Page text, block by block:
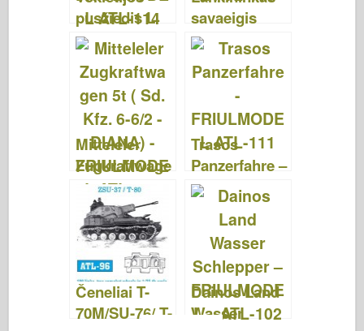
pusžiedis L
4500R
MAULTIER –
FRIULMODE
L ATL-114
savaeigis
pistoletas –
FRIULMODE
L ATL-113
Mitteleler
Zugkraftwage
n 5t ( Sd. Kfz.
6-6/2 –
DIANA) –
FRIULMODE
L ATL-112
Trasos
Panzerfahre –
FRIULMODE
L ATL-111
Čeneliai T-
70M/SU-76/ T-
Dainos Land
Wasser